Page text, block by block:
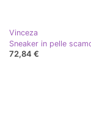
Vinceza
72,84 €